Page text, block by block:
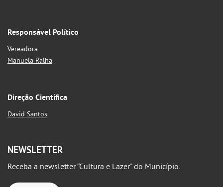
Responsável Político
Vereadora
Manuela Ralha
Direção Científica
David Santos
NEWSLETTER
Receba a newsletter “Cultura e Lazer" do Município.